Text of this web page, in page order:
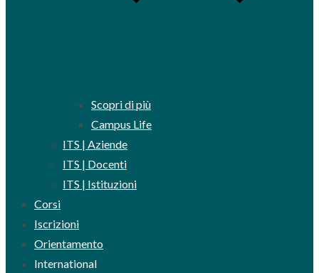
Scopri di più
Campus Life
ITS | Aziende
ITS | Docenti
ITS | Istituzioni
Corsi
Iscrizioni
Orientamento
International